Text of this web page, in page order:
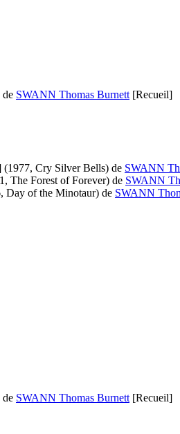
de SWANN Thomas Burnett [Recueil]
(1977, Cry Silver Bells) de SWANN
The Forest of Forever) de SWANN
Day of the Minotaur) de SWANN
de SWANN Thomas Burnett [Recueil]